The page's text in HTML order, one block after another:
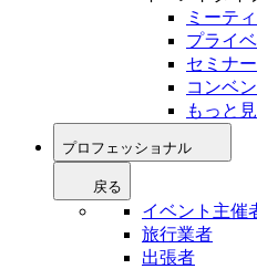
ミーテ
プライ
セミナー
コンベ
もっと
プロフェッショナル
戻る
イベント主催
旅行業者
出張者